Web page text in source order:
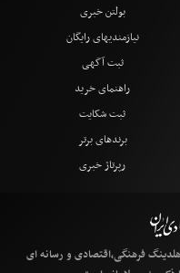
بولتن خبری
نیازمندیهای رایگان
ثبت آگهی
راهنمای خرید
ثبت شکایت
برندهای برتر
رپرتاژ خبری
فرهنگی،اقتصادی و رسانه ای